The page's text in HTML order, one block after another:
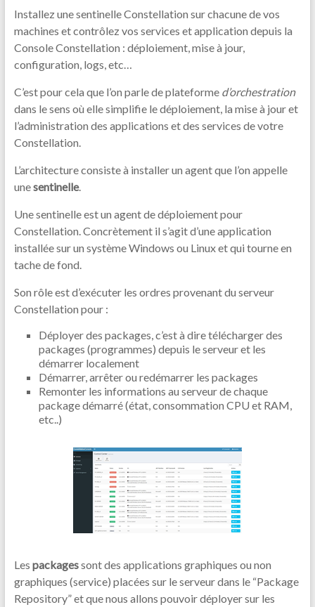
Installez une sentinelle Constellation sur chacune de vos
machines et contrôlez vos services et application depuis la
Console Constellation : déploiement, mise à jour,
configuration, logs, etc…
C’est pour cela que l’on parle de plateforme d’orchestration
dans le sens où elle simplifie le déploiement, la mise à jour et
l’administration des applications et des services de votre
Constellation.
L’architecture consiste à installer un agent que l’on appelle
unesentinelle.
Une sentinelle est un agent de déploiement pour
Constellation. Concrètement il s’agit d’une application
installée sur un système Windows ou Linux et qui tourne en
tache de fond.
Son rôle est d’exécuter les ordres provenant du serveur
Constellation pour :
Déployer des packages, c’est à dire télécharger des
packages (programmes) depuis le serveur et les
démarrer localement
Démarrer, arrêter ou redémarrer les packages
Remonter les informations au serveur de chaque
package démarré (état, consommation CPU et RAM,
etc..)
Les packagessont des applications graphiques ou non
graphiques (service) placées sur le serveur dans le “Package
Repository” et que nous allons pouvoir déployer sur les